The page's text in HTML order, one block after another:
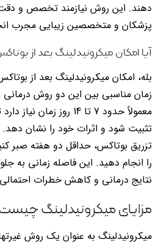
دهند. این روش نیازمند تخصص و
پزشکان و متخصصین زیبایی مجرب
آیا امکان میکرونیدلینگ بعد از
بله، امکان میکرونیدلینگ بعد از
زمان مناسبی بین این دو روش
معمولاً حدود 7 تا 14 روز
تثبیت شود و اثرات خود را نشان
تزریق بوتاکس، حداقل دو هفته صبر
را انجام دهید. این فاصله زمانی به
نتایج درمانی و کاهش خطرات
مزایای میکرونیدلینگ
میکرونیدلینگ به عنوان یک روش